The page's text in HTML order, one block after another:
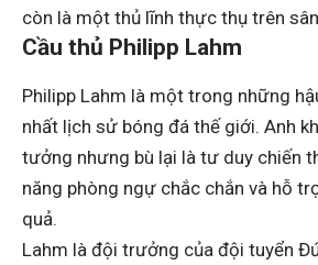
còn là một thủ lĩnh thực thụ trên
Cầu thủ Philipp Lahm
Philipp Lahm là một trong những
nhất lịch sử bóng đá thế giới. Anh
tưởng nhưng bù lại là tư duy chiến
năng phòng ngự chắc chắn và hỗ
quả.
Lahm là đội trưởng của đội tuyển